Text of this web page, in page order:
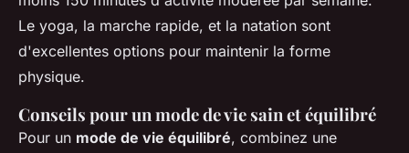
Le yoga, la marche rapide, et la natation sont
d'excellentes options pour maintenir la forme
physique.
Conseils pour un mode de vie sain et équilibré
Pour un mode de vie équilibré, combinez une